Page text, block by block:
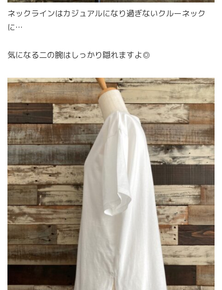
ネックラインはカジュアルになり過ぎないクルーネック
に…
気になる二の腕はしっかり隠れますよ◎